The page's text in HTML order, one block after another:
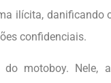
ilícita, danificando
confidenciais.
motoboy. Nele,